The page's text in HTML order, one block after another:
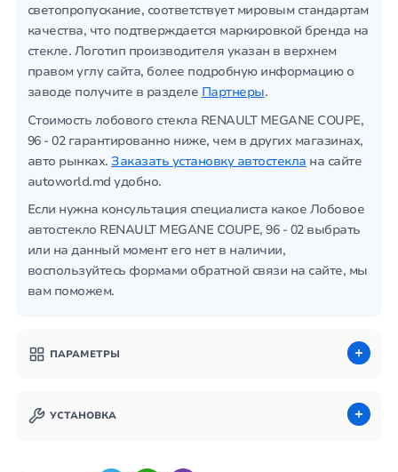
светопропускание, соответствует мировым стандартам
качества, что подтверждается маркировкой бренда на
стекле. Логотип производителя указан в верхнем
правом углу сайта, более подробную информацию о
заводе получите в разделе Партнеры.
Стоимость лобового стекла RENAULT MEGANE COUPE,
96 - 02 гарантированно ниже, чем в других магазинах,
авто рынках.Заказать установку автостекла на сайте
autoworld.md удобно.
Если нужна консультация специалиста какое Лобовое
автостекло RENAULT MEGANE COUPE, 96 - 02 выбрать
или на данный момент его нет в наличии,
воспользуйтесь формами обратной связи на сайте, мы
вам поможем.
ПАРАМЕТРЫ
УСТАНОВКА